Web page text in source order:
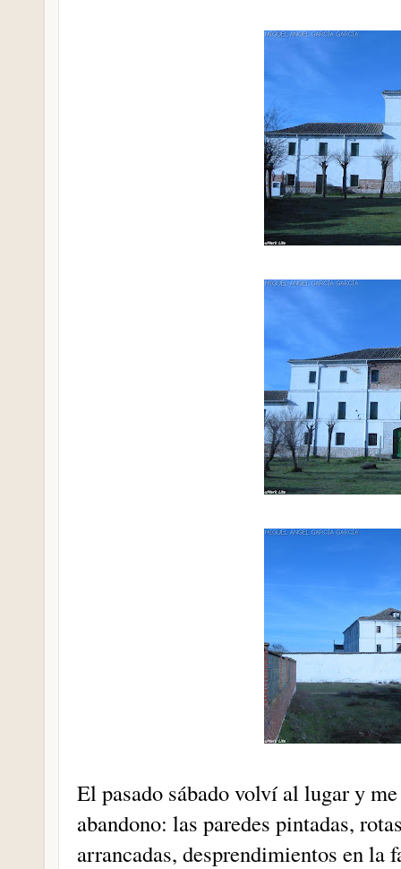
El pasado sábado volví al lugar y
abandono: las paredes pintadas,
arrancadas, desprendimientos en la